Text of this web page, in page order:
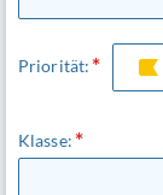
Priorität:
Klasse: